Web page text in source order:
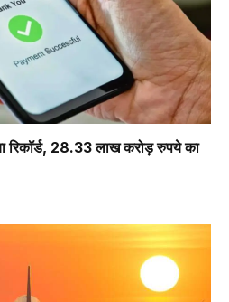
रिकॉर्ड, 28.33 लाख करोड़ रुपये का